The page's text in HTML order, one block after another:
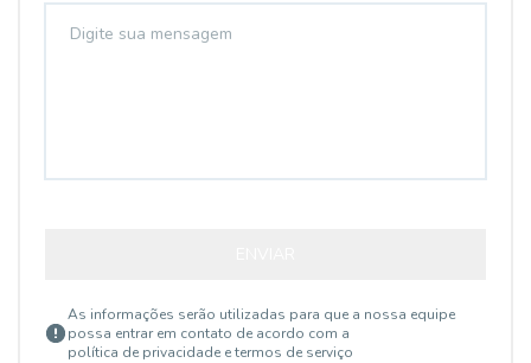
As informações serão utilizadas para que a nossa equipe
possa entrar em contato de acordo com a
política de privacidade e termos de serviço